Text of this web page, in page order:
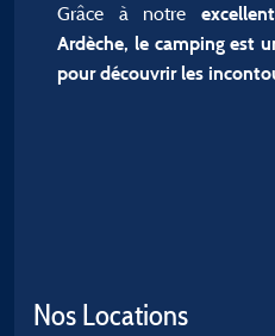
Grâce à notre
Ardèche, le camping est
pour découvrir les
Nos Locations